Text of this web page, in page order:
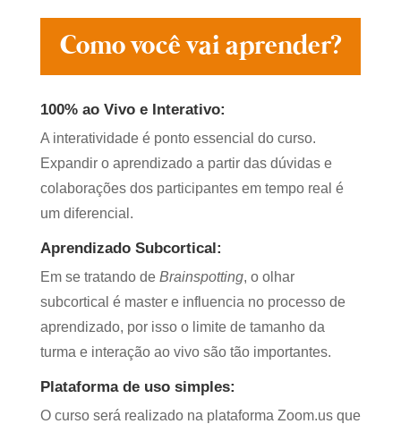
Como você vai aprender?
100% ao Vivo e Interativo:
A interatividade é ponto essencial do curso.
Expandir o aprendizado a partir das dúvidas e
colaborações dos participantes em tempo real é
um diferencial.
Aprendizado Subcortical:
Em se tratando de Brainspotting, o olhar
subcortical é master e influencia no processo de
aprendizado, por isso o limite de tamanho da
turma e interação ao vivo são tão importantes.
Plataforma de uso simples:
O curso será realizado na plataforma Zoom.us que